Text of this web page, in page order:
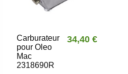
Carburateur
pour Oleo
Mac
2318690R
34,40 €